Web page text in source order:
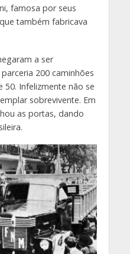
famosa por seus
também fabricava
a ser
200 caminhões
50. Infelizmente não se
sobrevivente. Em
as portas, dando